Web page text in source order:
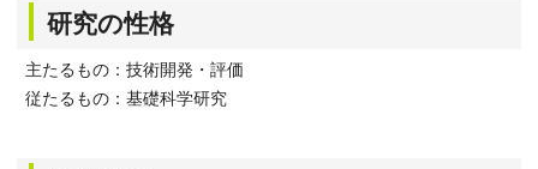
研究の性格
主たるもの：技術開発・評価
従たるもの：基礎科学研究